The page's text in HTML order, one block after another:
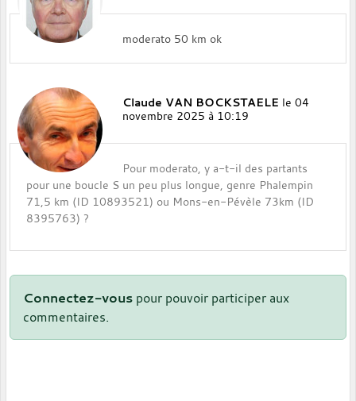
moderato 50 km ok
Claude VAN BOCKSTAELE le 04
novembre 2025 à 10:19
Pour moderato, y a-t-il des partants
pour une boucle S un peu plus longue, genre Phalempin
71,5 km (ID 10893521) ou Mons-en-Pévèle 73km (ID
8395763) ?
Connectez-vous pour pouvoir participer aux
commentaires.